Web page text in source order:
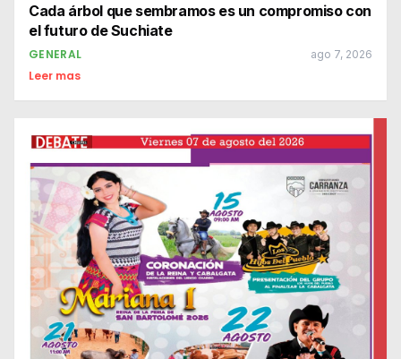
Cada árbol que sembramos es un compromiso con
el futuro de Suchiate
GENERAL ago 7, 2026
Leer mas